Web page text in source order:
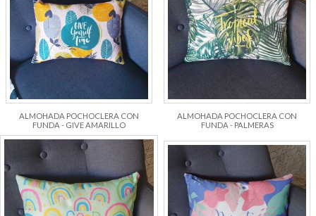
ALMOHADA POCHOCLERA CON
FUNDA - GIVE AMARILLO
ALMOHADA POCHOCLERA CON
FUNDA - PALMERAS